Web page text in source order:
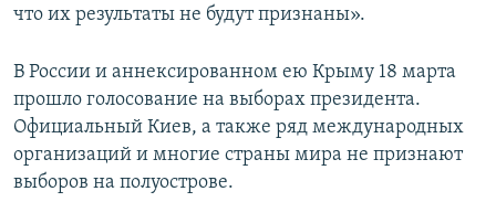
что их результаты не будут признаны».
В России и аннексированном ею Крыму 18 марта
прошло голосование на выборах президента.
Официальный Киев, а также ряд международных
организаций и многие страны мира не признают
выборов на полуострове.